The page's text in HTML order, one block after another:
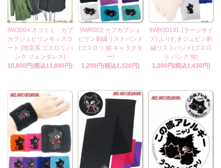
9W3004 ネコミミ カプ
カプジュピリンモッズコ
ート (地雷系 ゴスロリ パ
ンク ジェンダレス)
10,800円(税込11,880円)
9WR002 カプカプジュ
ピリン刺繍リストバンド
(ゴスロリ 猫 キャラクタ
ー)
1,200円(税込1,320円)
9WR001XL (ラージサイ
ズ) ふりむきジュピン刺
繍リストバンド(ゴスロ
リ パンク 猫)
1,300円(税込1,430円)